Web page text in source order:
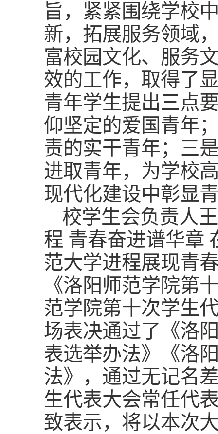
旨，紧紧围绕学校
新，拓展服务领域
富校园文化、服务
效的工作，取得了
青年学生提出三点
仰坚定的爱国青年
责的实干青年；三
进取青年，为学校
现代化建设中彰显
校学生会负责人
程 青春奋进谱华章
范大学进程展现青
《洛阳师范学院第
范学院第十次学生
场表决通过了《洛
表选举办法》《洛
法》，通过无记名
生代表大会常任代
致表示，将以本次